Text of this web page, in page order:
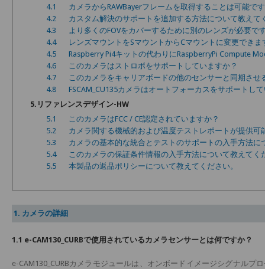
4.1
カメラからRAWBayerフレームを取得することは可能で
4.2
カスタム解決のサポートを追加する方法について教えて
4.3
より多くのFOVをカバーするために別のレンズが必要で
4.4
レンズマウントをSマウントからCマウントに変更できま
4.5
Raspberry Pi4キットの代わりにRaspberryPi Compute
4.6
このカメラはストロボをサポートしていますか？
4.7
このカメラをキャリアボードの他のセンサーと同期さ
4.8
FSCAM_CU135カメラはオートフォーカスをサポートし
5.リファレンスデザイン-HW
5.1
このカメラはFCC / CE認定されていますか？
5.2
カメラ関する機械的および温度テストレポートが提供可
5.3
カメラの基本的な統合とテストのサポートの入手方法に
5.4
このカメラの保証条件情報の入手方法について教えてく
5.5
本製品の返品ポリシーについて教えてください。
1. カメラの詳細
1.1 e-CAM130_CURBで使用されているカメラセンサーとは何ですか？
e-CAM130_CURBカメラモジュールは、オンボードイメージシグナルプ